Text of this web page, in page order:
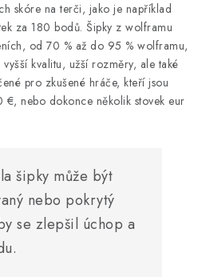
skóre na terči, jako je například
za 180 bodů. Šipky z wolframu
od 70 % až do 95 % wolframu,
kvalitu, užší rozměry, ale také
pro zkušené hráče, kteří jsou
€, nebo dokonce několik stovek eur
šipky může být
nebo pokrytý
se zlepšil úchop a